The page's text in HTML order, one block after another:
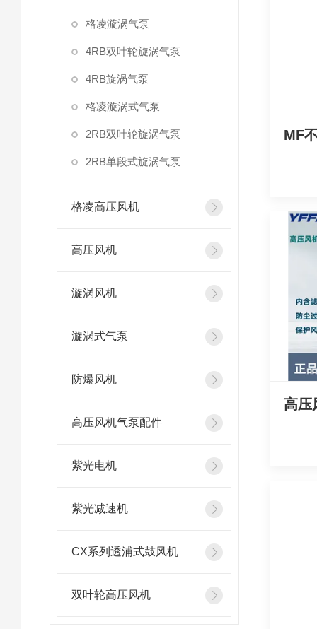
格凌漩涡气泵
4RB双叶轮旋涡气泵
4RB旋涡气泵
格凌漩涡式气泵
2RB双叶轮旋涡气泵
2RB单段式旋涡气泵
格凌高压风机
高压风机
漩涡风机
漩涡式气泵
防爆风机
高压风机气泵配件
紫光电机
紫光减速机
CX系列透浦式鼓风机
双叶轮高压风机
MF
高压